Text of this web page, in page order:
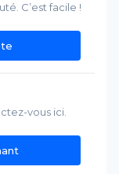
C’est facile !
vous ici.